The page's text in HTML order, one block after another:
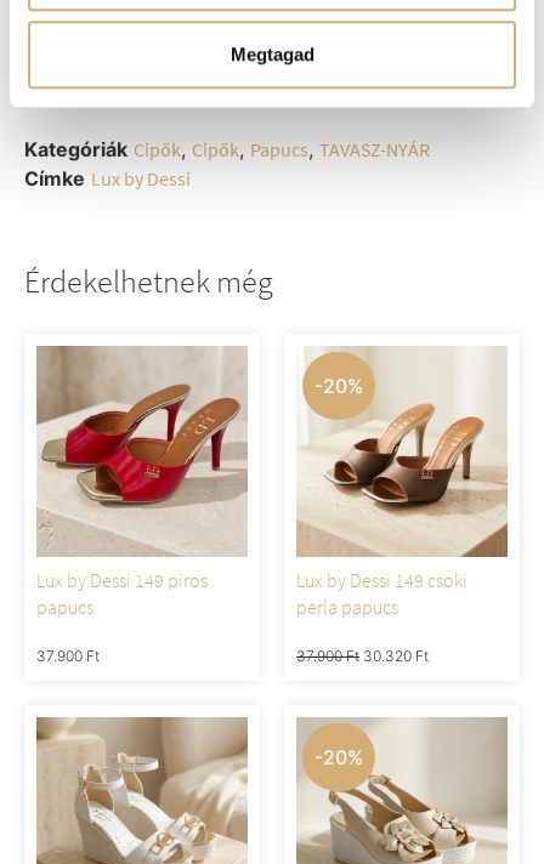
Megtagad
- + Kosárba teszem
Kategóriák Cipők, Cipők, Papucs, TAVASZ-NYÁR
Címke Lux by Dessi
Érdekelhetnek még
Lux by Dessi 149 piros
papucs
37.900 Ft
-20%
Lux by Dessi 149 csoki
perla papucs
37.900Ft 30.320 Ft
-20%